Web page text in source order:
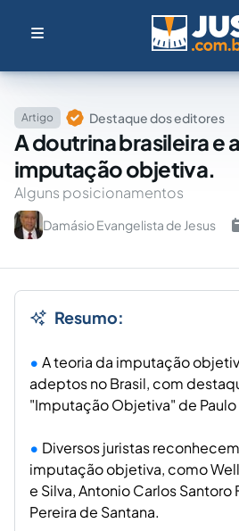
Artigo Destaque dos editores
A doutrina brasileira e
imputação objetiva.
Alguns posicionamentos
Damásio Evangelista de Jesus
Resumo:
A teoria da imputação
adeptos no Brasil, com
"Imputação Objetiva" de Paulo
Diversos juristas
imputação objetiva, como
e Silva, Antonio Carlos Santoro
Pereira de Santana.